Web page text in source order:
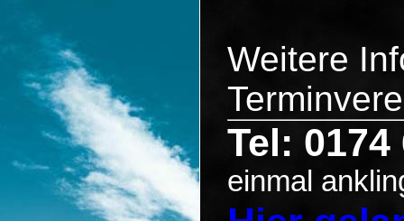
Weitere
Tel: 0174
einmal